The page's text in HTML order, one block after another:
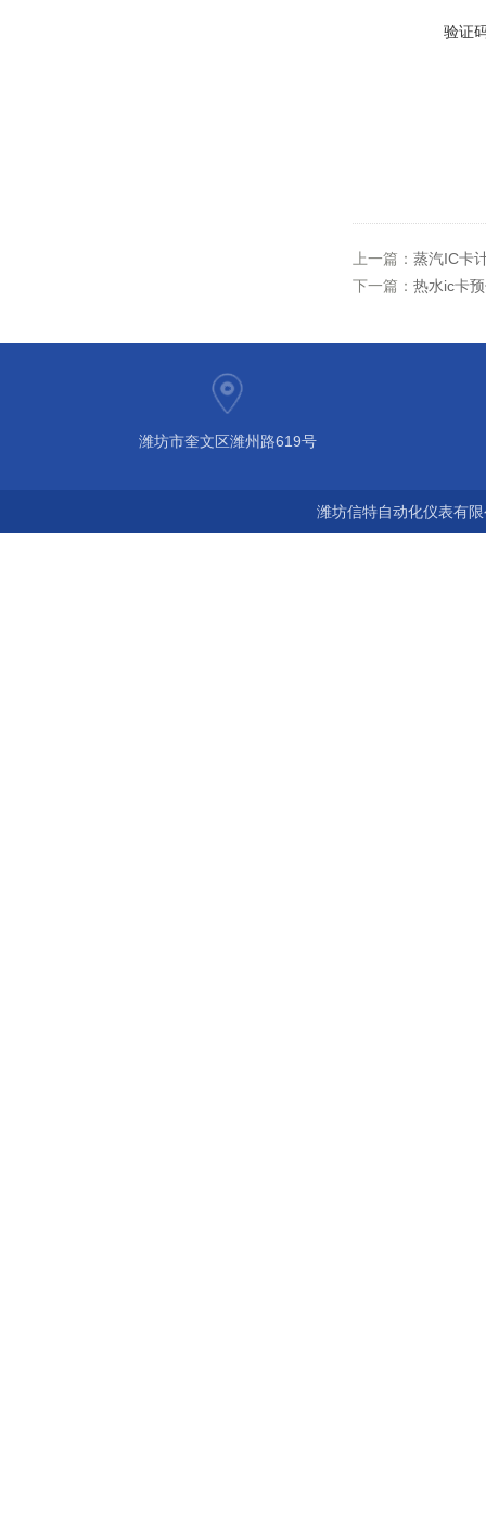
验证
上一篇： 蒸汽IC卡
下一篇： 热水ic卡
潍坊市奎文区潍州路619号
潍坊信特自动化仪表有